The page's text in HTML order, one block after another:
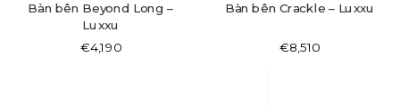
Bàn bên Beyond Long –
Luxxu
€4,190
Bàn bên Crackle – Luxxu
€8,510